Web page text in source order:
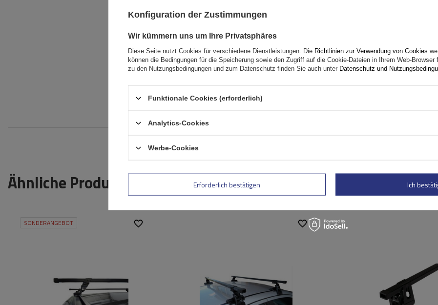
hinzufügen:
Ihr Vorname
Ihre E-Mail-Adresse
Bewertung abschicken
Ähnliche Produkte
SONDERANGEBOT
Konfiguration der Zustimmungen
Wir kümmern uns um Ihre Privatsphäres
Diese Seite nutzt Cookies für verschiedene Dienstleistungen. Die Richtlinien zur Verwendung von Cookies
können die Bedingungen für die Speicherung sowie den Zugriff auf die Cookie-Dateien in Ihrem Web-
zu den Nutzungsbedingungen und zum Datenschutz finden Sie auch unter Datenschutz und
Funktionale Cookies (erforderlich)
Analytics-Cookies
Werbe-Cookies
Erforderlich bestätigen Ich